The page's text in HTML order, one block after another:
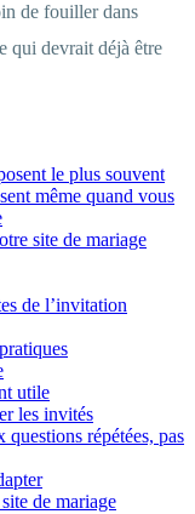
de fouiller dans
qui devrait déjà être
le plus souvent
même quand vous
site de mariage
de l’invitation
utile
les invités
répétées, pas
de mariage